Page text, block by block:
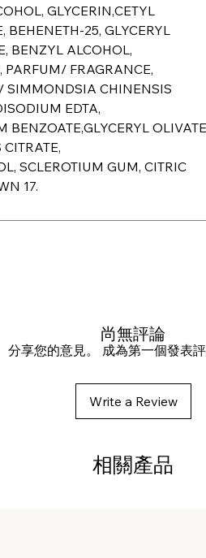
GLYCERIN,CETYL
25, GLYCERYL
BENZYL ALCOHOL,
FRAGRANCE,
SIMMONDSIA CHINENSIS
EDTA,
BENZOATE,GLYCERYL
SCLEROTIUM GUM, CITRIC
17.
尚無評論
分享您的意見。 成為第一個發表評
Write a Review
相關產品